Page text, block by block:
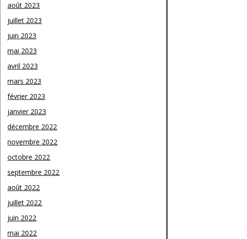
août 2023
juillet 2023
juin 2023
mai 2023
avril 2023
mars 2023
février 2023
janvier 2023
décembre 2022
novembre 2022
octobre 2022
septembre 2022
août 2022
juillet 2022
juin 2022
mai 2022